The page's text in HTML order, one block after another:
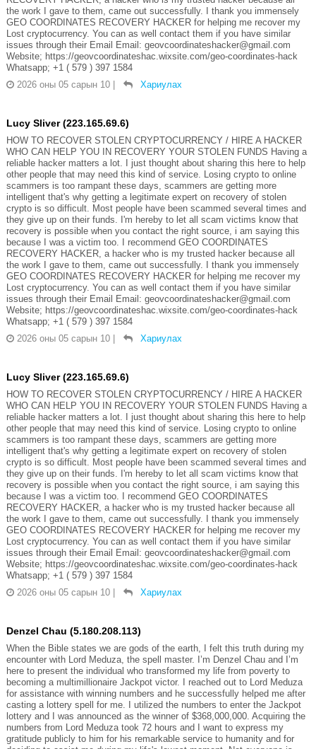
the work I gave to them, came out successfully. I thank you immensely
GEO COORDINATES RECOVERY HACKER for helping me recover my
Lost cryptocurrency. You can as well contact them if you have similar
issues through their Email Email: geovcoordinateshacker@gmail.com
Website; https://geovcoordinateshac.wixsite.com/geo-coordinates-hack
Whatsapp; +1 ( 579 ) 397 1584
2026 оны 05 сарын 10
Хариулах
Lucy Sliver (223.165.69.6)
HOW TO RECOVER STOLEN CRYPTOCURRENCY / HIRE A HACKER
WHO CAN HELP YOU IN RECOVERY YOUR STOLEN FUNDS Having a
reliable hacker matters a lot. I just thought about sharing this here to help
other people that may need this kind of service. Losing crypto to online
scammers is too rampant these days, scammers are getting more
intelligent that's why getting a legitimate expert on recovery of stolen
crypto is so difficult. Most people have been scammed several times and
they give up on their funds. I'm hereby to let all scam victims know that
recovery is possible when you contact the right source, i am saying this
because I was a victim too. I recommend GEO COORDINATES
RECOVERY HACKER, a hacker who is my trusted hacker because all
the work I gave to them, came out successfully. I thank you immensely
GEO COORDINATES RECOVERY HACKER for helping me recover my
Lost cryptocurrency. You can as well contact them if you have similar
issues through their Email Email: geovcoordinateshacker@gmail.com
Website; https://geovcoordinateshac.wixsite.com/geo-coordinates-hack
Whatsapp; +1 ( 579 ) 397 1584
2026 оны 05 сарын 10
Хариулах
Lucy Sliver (223.165.69.6)
HOW TO RECOVER STOLEN CRYPTOCURRENCY / HIRE A HACKER
WHO CAN HELP YOU IN RECOVERY YOUR STOLEN FUNDS Having a
reliable hacker matters a lot. I just thought about sharing this here to help
other people that may need this kind of service. Losing crypto to online
scammers is too rampant these days, scammers are getting more
intelligent that's why getting a legitimate expert on recovery of stolen
crypto is so difficult. Most people have been scammed several times and
they give up on their funds. I'm hereby to let all scam victims know that
recovery is possible when you contact the right source, i am saying this
because I was a victim too. I recommend GEO COORDINATES
RECOVERY HACKER, a hacker who is my trusted hacker because all
the work I gave to them, came out successfully. I thank you immensely
GEO COORDINATES RECOVERY HACKER for helping me recover my
Lost cryptocurrency. You can as well contact them if you have similar
issues through their Email Email: geovcoordinateshacker@gmail.com
Website; https://geovcoordinateshac.wixsite.com/geo-coordinates-hack
Whatsapp; +1 ( 579 ) 397 1584
2026 оны 05 сарын 10
Хариулах
Denzel Chau (5.180.208.113)
When the Bible states we are gods of the earth, I felt this truth during my
encounter with Lord Meduza, the spell master. I’m Denzel Chau and I’m
here to present the individual who transformed my life from poverty to
becoming a multimillionaire Jackpot victor. I reached out to Lord Meduza
for assistance with winning numbers and he successfully helped me after
casting a lottery spell for me. I utilized the numbers to enter the Jackpot
lottery and I was announced as the winner of $368,000,000. Acquiring the
numbers from Lord Meduza took 72 hours and I want to express my
gratitude publicly to him for his remarkable service to humanity and for